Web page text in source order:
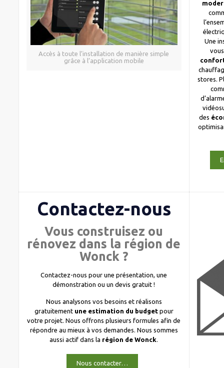
Accès à toute l’installation de manière simple
grâce à l’application mobile
Une
stores.
des
Contactez-nous
Vous construisez ou
rénovez dans la région de
Wonck ?
Contactez-nous pour une présentation, une
démonstration ou un devis gratuit !
Nous analysons vos besoins et réalisons
gratuitement une estimation du budgetpour
votre projet. Nous offrons plusieurs formules afin de
répondre au mieux à vos demandes. Nous sommes
aussi actif dans la région de Wonck.
Nous contacter…